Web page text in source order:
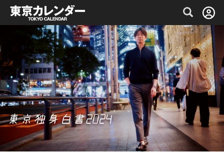
グルメ情報・プレミアムレストラン予約